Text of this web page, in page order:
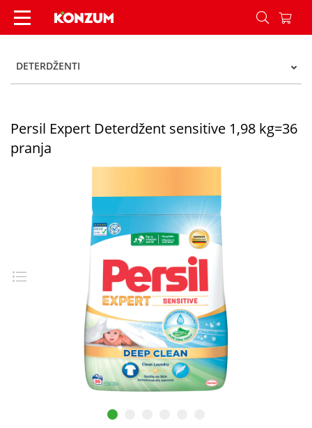
Persil Expert Deterdžent sensitive 1,98 kg=36
DETERDŽENTI
Persil Expert Deterdžent sensitive 1,98 kg=36
pranja